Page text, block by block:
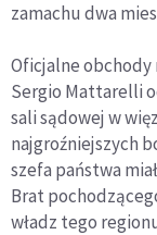
zamachu dwa
Oficjalne obchody
Sergio Mattarelli
sali sądowej w
najgroźniejszych
szefa państwa
Brat
władz tego